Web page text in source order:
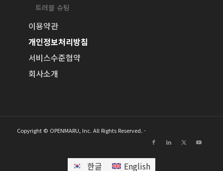
트러블 슈팅
이용약관
개인정보처리방침
서비스수준협약
회사소개
Copyright © OPENMARU, Inc. All Rights Reserved. -
한글 English